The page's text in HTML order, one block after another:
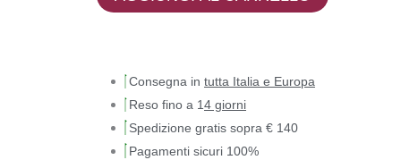
Consegna in tutta Italia e Europa
Reso fino a 14 giorni
Spedizione gratis sopra € 140
Pagamenti sicuri 100%